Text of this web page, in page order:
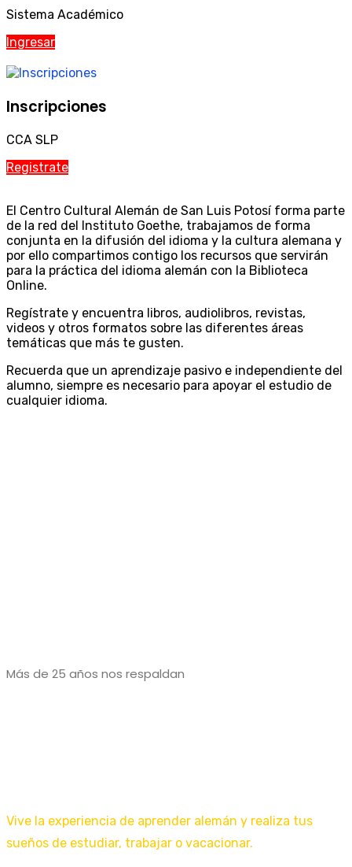
Sistema Académico
Ingresar
Inscripciones
CCA SLP
Registrate
El Centro Cultural Alemán de San Luis Potosí forma parte
de la red del Instituto Goethe, trabajamos de forma
conjunta en la difusión del idioma y la cultura alemana y
por ello compartimos contigo los recursos que servirán
para la práctica del idioma alemán con la Biblioteca
Online.
Regístrate y encuentra libros, audiolibros, revistas,
videos y otros formatos sobre las diferentes áreas
temáticas que más te gusten.
Recuerda que un aprendizaje pasivo e independiente del
alumno, siempre es necesario para apoyar el estudio de
cualquier idioma.
Más de 25 años nos respaldan
Vive la experiencia de aprender alemán y realiza tus
sueños de estudiar, trabajar o vacacionar.